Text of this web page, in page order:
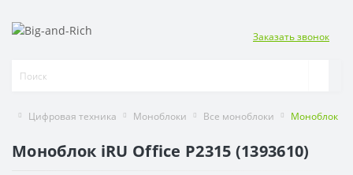
Заказать звонок
Цифровая техника Моноблоки Все моноблоки Моноблок
Моноблок iRU Office P2315 (1393610)